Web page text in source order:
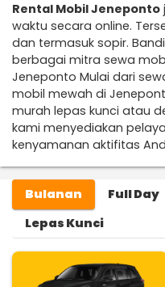
Rental Mobil Jeneponto
waktu secara online.
dan termasuk sopir.
berbagai mitra sewa
Jeneponto Mulai dari
mobil mewah di
murah lepas kunci atau
kami menyediakan
kenyamanan aktifitas
Bulanan Full Day
Lepas Kunci